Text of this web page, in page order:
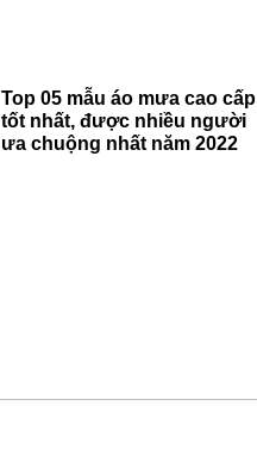
Top 05 mẫu áo mưa cao cấp
tốt nhất, được nhiều người
ưa chuộng nhất năm 2022